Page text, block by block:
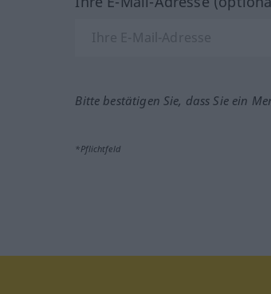
Bitte bestätigen Sie, dass Sie ein
*Pflichtfeld